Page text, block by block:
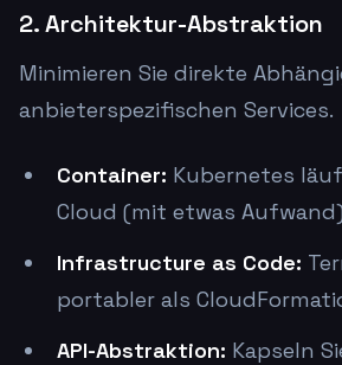
2. Architektur-Abstraktion
Minimieren Sie direkte
anbieterspezifischen Services.
Container: Kubernetes
Cloud (mit etwas Aufwand)
Infrastructure as Code:
portabler als
API-Abstraktion: Kapseln